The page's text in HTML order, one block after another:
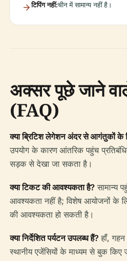
टिपिंग नहीं:चीन में सामान्य नहीं है।
अक्सर पूछे जाने
(FAQ)
क्या ब्रिटिश लेगेशन अंदर से आगंतुकों के
उपयोग के कारण आंतरिक पहुंच
सड़क से देखा जा सकता है।
क्या टिकट की आवश्यकता है? सामान्य
आवश्यकता नहीं है; विशेष आयोजनों के
की आवश्यकता हो सकती है।
क्या निर्देशित पर्यटन उपलब्ध हैं? हाँ, गहन
स्थानीय एजेंसियों के माध्यम से बुक